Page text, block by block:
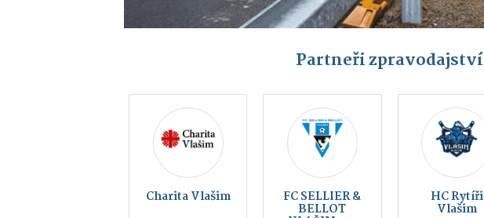
Partneři zpravodajství
Kraj blanických Český svaz